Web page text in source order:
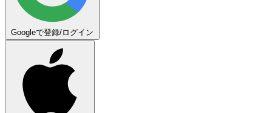
Googleで登録/ログイン